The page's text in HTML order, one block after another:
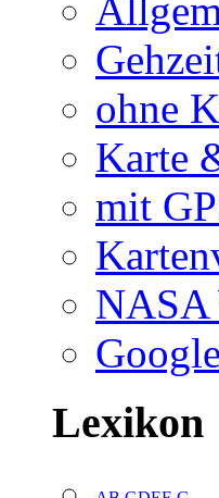
ohne
Karte
mit
NASA
Lexikon